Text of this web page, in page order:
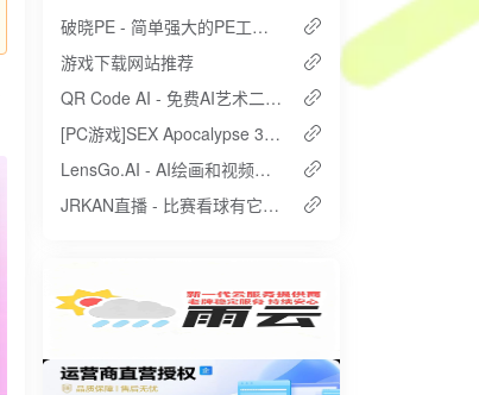
破晓PE - 简单强大的PE工具箱
游戏下载网站推荐
QR Code AI - 免费AI艺术二维码生成工具
[PC游戏]SEX Apocalypse 3D 生存射击游戏
LensGo.AI - AI绘画和视频生成工具
JRKAN直播 - 比赛看球有它就够了